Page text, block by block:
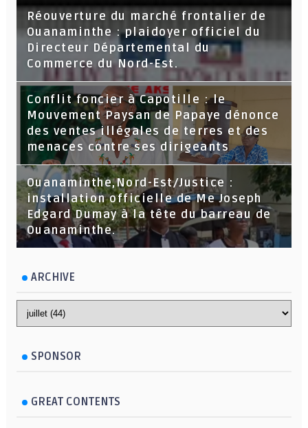
Réouverture du marché frontalier de
Ouanaminthe : plaidoyer officiel du
Directeur Départemental du
Commerce du Nord-Est.
Conflit foncier à Capotille : le
Mouvement Paysan de Papaye dénonce
des ventes illégales de terres et des
menaces contre ses dirigeants
Ouanaminthe,Nord-Est/Justice :
installation officielle de Me Joseph
Edgard Dumay à la tête du barreau de
Ouanaminthe.
ARCHIVE
SPONSOR
GREAT CONTENTS